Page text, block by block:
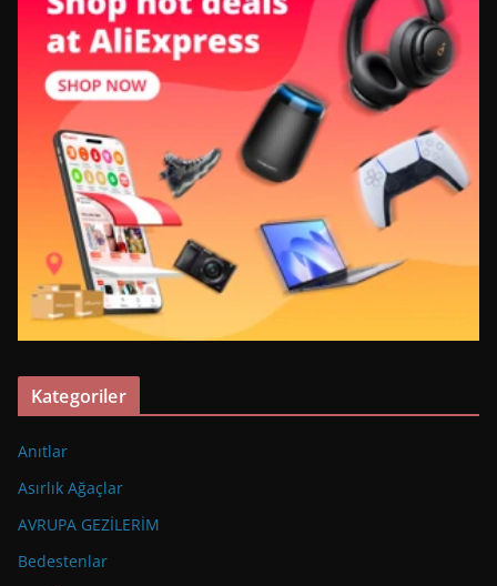
Kategoriler
Anıtlar
Asırlık Ağaçlar
AVRUPA GEZİLERİM
Bedestenlar